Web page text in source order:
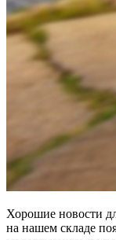
Хорошие новости
на нашем складе